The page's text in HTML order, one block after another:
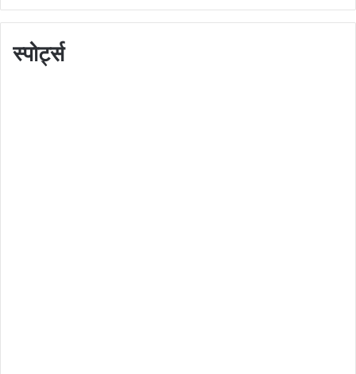
स्पोर्ट्स